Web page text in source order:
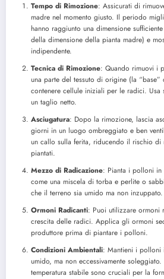
Tempo di Rimozione: Assicurati di
madre nel momento giusto. Il periodo
hanno raggiunto una dimensione
della dimensione della pianta madre) e
indipendente.
Tecnica di Rimozione: Quando rimuovi i
una parte del tessuto di origine (la
contenere cellule iniziali per le radici. Usa
un taglio netto.
Asciugatura: Dopo la rimozione, lascia
giorni in un luogo ombreggiato e ben
un callo sulla ferita, riducendo il rischio di
piantati.
Mezzo di Radicazione: Pianta i polloni in
come una miscela di torba e perlite o
che il terreno sia umido ma non inzuppato.
Ormoni Radicanti: Puoi utilizzare ormoni
crescita delle radici. Applica gli ormoni
produttore prima di piantare i polloni.
Condizioni Ambientali: Mantieni i polloni
umido, ma non eccessivamente soleggiato.
temperatura stabile sono cruciali per la